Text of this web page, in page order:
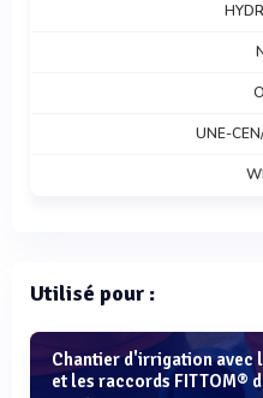
UNE-
Utilisé pour :
Chantier d'irrigation avec
et les raccords FITTOM®